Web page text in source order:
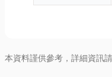
本資料謹供參考，詳細資訊